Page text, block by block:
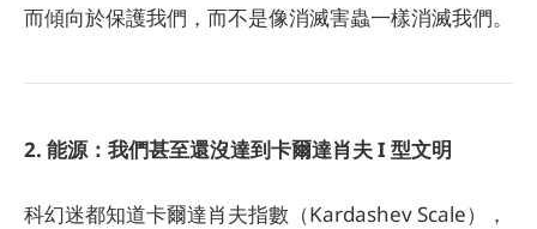
而傾向於保護我們，而不是像消滅害蟲一樣消滅我們。
2. 能源：我們甚至還沒達到卡爾達肖夫 I 型文明
科幻迷都知道卡爾達肖夫指數（Kardashev Scale），